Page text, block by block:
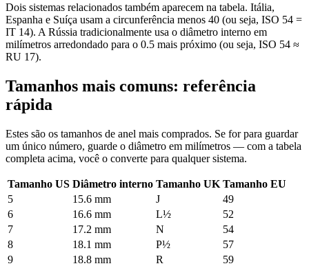
Dois sistemas relacionados também aparecem na tabela. Itália,
Espanha e Suíça usam a circunferência menos 40 (ou seja, ISO 54 =
IT 14). A Rússia tradicionalmente usa o diâmetro interno em
milímetros arredondado para o 0.5 mais próximo (ou seja, ISO 54 ≈
RU 17).
Tamanhos mais comuns: referência
rápida
Estes são os tamanhos de anel mais comprados. Se for para guardar
um único número, guarde o diâmetro em milímetros — com a tabela
completa acima, você o converte para qualquer sistema.
Tamanho US Diâmetro interno Tamanho UK Tamanho EU
5
15.6 mm J
49
6
16.6 mm L½
52
7
17.2 mm N
54
8
18.1 mm P½
57
9
18.8 mm R
59